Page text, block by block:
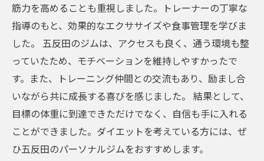
筋力を高めることも重視しました。トレーナーの丁寧な
指導のもと、効果的なエクササイズや食事管理を学びま
した。 五反田のジムは、アクセスも良く、通う環境も整
っていたため、モチベーションを維持しやすかったで
す。また、トレーニング仲間との交流もあり、励まし合
いながら共に成長する喜びを感じました。 結果として、
目標の体重に到達できただけでなく、自信も手に入れる
ことができました。ダイエットを考えている方には、ぜ
ひ五反田のパーソナルジムをおすすめします。